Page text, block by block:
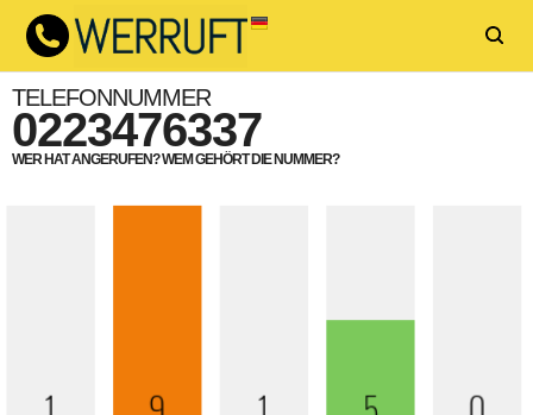
TELEFONNUMMER
0223476337
WER HAT ANGERUFEN? WEM GEHÖRT DIE NUMMER?